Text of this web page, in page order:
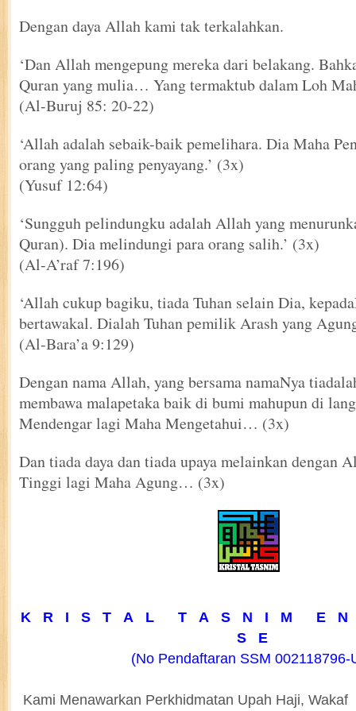
Dengan daya Allah kami tak terkalahkan.
‘Dan Allah mengepung mereka dari belakang.
Quran yang mulia… Yang termaktub dalam Loh
(Al-Buruj 85: 20-22)
‘Allah adalah sebaik-baik pemelihara. Dia Maha
orang yang paling penyayang.’ (3x)
(Yusuf 12:64)
‘Sungguh pelindungku adalah Allah yang
Quran). Dia melindungi para orang salih.’ (3x)
(Al-A’raf 7:196)
‘Allah cukup bagiku, tiada Tuhan selain Dia,
bertawakal. Dialah Tuhan pemilik Arash yang
(Al-Bara’a 9:129)
Dengan nama Allah, yang bersama namaNya
membawa malapetaka baik di bumi mahupun di
Mendengar lagi Maha Mengetahui… (3x)
Dan tiada daya dan tiada upaya melainkan dengan
Tinggi lagi Maha Agung… (3x)
K R I S T A L T A S N I M E N
S E
(No Pendaftaran SSM 002118796-
Kami Menawarkan Perkhidmatan Upah Haji, Wakaf